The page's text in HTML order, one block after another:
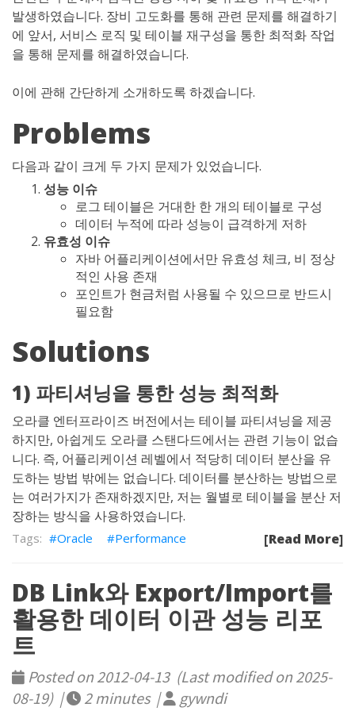
발생하였습니다. 장비 고도화를 통해 관련 문제를 해결하기
에 앞서, 서비스 로직 및 테이블 재구성을 통한 최적화 작업
을 통해 문제를 해결하였습니다.
이에 관해 간단하게 소개하도록 하겠습니다.
Problems
다음과 같이 크게 두 가지 문제가 있었습니다.
성능 이슈
로그 테이블은 거대한 한 개의 테이블로 구성
데이터 누적에 따라 성능이 급격하게 저하
유효성 이슈
자바 어플리케이션에서만 유효성 체크, 비 정상
적인 사용 존재
포인트가 현금처럼 사용될 수 있으므로 반드시
필요함
Solutions
1) 파티셔닝을 통한 성능 최적화
오라클 엔터프라이즈 버전에서는 테이블 파티셔닝을 제공
하지만, 아쉽게도 오라클 스탠다드에서는 관련 기능이 없습
니다. 즉, 어플리케이션 레벨에서 적당히 데이터 분산을 유
도하는 방법 밖에는 없습니다. 데이터를 분산하는 방법으로
는 여러가지가 존재하겠지만, 저는 월별로 테이블을 분산 저
장하는 방식을 사용하였습니다.
[Read More]
Oracle Performance
DB Link와 Export/Import를
활용한 데이터 이관 성능 리포
트
Posted on 2012-04-13 (Last modified on 2025-
08-19) |
2 minutes | gywndi